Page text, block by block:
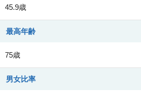
45.9歳
最高年齢
75歳
男女比率